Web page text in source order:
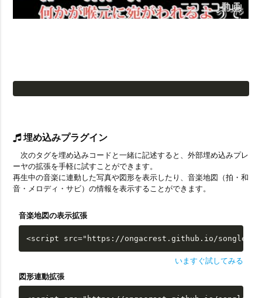
埋め込みプラグイン
次のタグを埋め込みコードと一緒に記述すると、外部埋め込みプレ
ーヤの拡張を手軽に試すことができます。
再生中の音楽に連動した写真や図形を表示したり、音楽地図（拍・和
音・メロディ・サビ）の情報を表示することができます。
音楽地図の表示拡張
<script src="https://ongacrest.github.io/songle-
いますぐ試してみる
図形連動拡張